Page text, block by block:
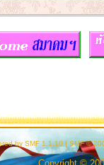
by SMF 1.1.10 | SMF ©